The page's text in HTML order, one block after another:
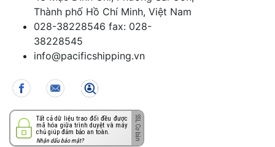
Thành phố Hồ Chí Minh, Việt Nam
028-38228546 fax: 028-
38228545
info@pacificshipping.vn
Tất cả dữ liệu trao đổi đều được
mã hóa giữa trình duyệt và máy
chủ giúp đảm bảo an toàn.
Nhận dấu bảo mật?